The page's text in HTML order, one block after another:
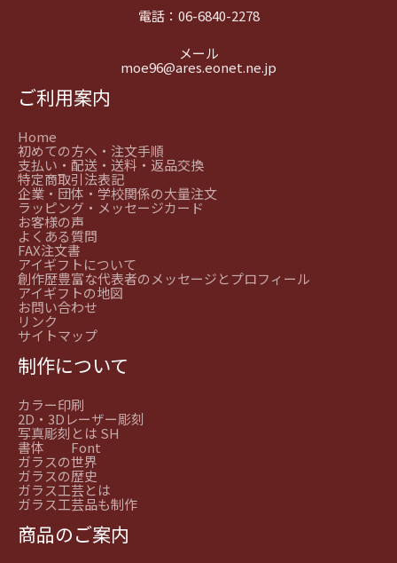
電話： 06-6840-2278
メール
moe96@ares.eonet.ne.jp
ご利用案内
Home
初めての方へ・注文手順
支払い・配送・送料・返品交換
特定商取引法表記
企業・団体・学校関係の大量注文
ラッピング・メッセージカード
お客様の声
よくある質問
FAX注文書
アイギフトについて
創作歴豊富な代表者のメッセージとプロフィール
アイギフトの地図
お問い合わせ
リンク
サイトマップ
制作について
カラー印刷
2D・3Dレーザー彫刻
写真彫刻とは SH
書体 Font
ガラスの世界
ガラスの歴史
ガラス工芸とは
ガラス工芸品も制作
商品のご案内